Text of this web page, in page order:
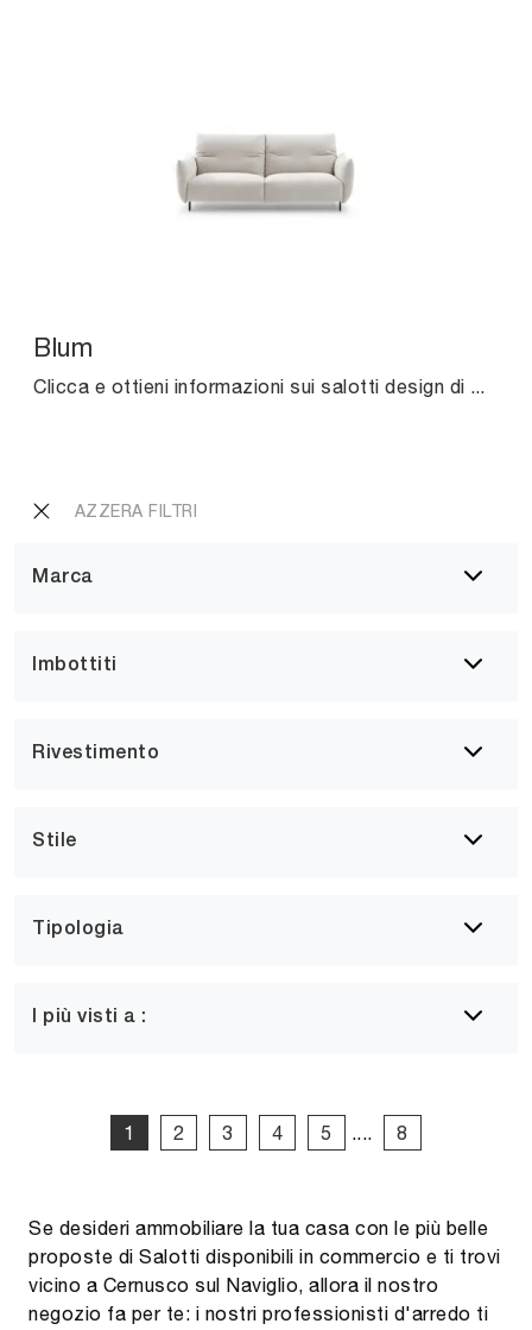
AZZERA FILTRI
Marca
Imbottiti
Rivestimento
Stile
Tipologia
I più visti a :
Blum
Clicca e ottieni informazioni sui salotti design di Ditre Italia! Molteplici modelli di divani, come Blum, ti aspettano.
1 2 3 4 5 .... 8
Se desideri ammobiliare la tua casa con le più belle
proposte di Salotti disponibili in commercio e ti trovi
vicino a Cernusco sul Naviglio, allora il nostro
negozio fa per te: i nostri professionisti d'arredo ti